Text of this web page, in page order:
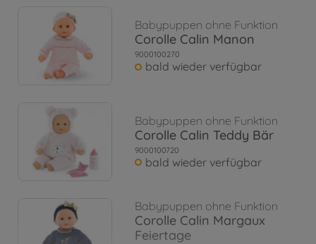
Babypuppen ohne Funktion
Corolle Calin Manon
9000100270
bald wieder verfügbar
Babypuppen ohne Funktion
Corolle Calin Teddy Bär
9000100720
bald wieder verfügbar
Babypuppen ohne Funktion
Corolle Calin Margaux
Feiertage